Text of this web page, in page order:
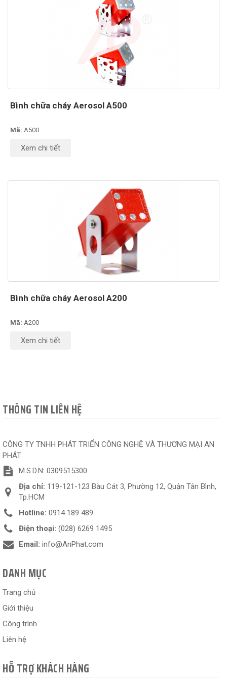
Bình chữa cháy Aerosol A500
Mã: A500
Xem chi tiết
Bình chữa cháy Aerosol A200
Mã: A200
Xem chi tiết
THÔNG TIN LIÊN HỆ
CÔNG TY TNHH PHÁT TRIỂN CÔNG NGHỆ VÀ THƯƠNG MẠI AN
PHÁT
M.S.D.N: 0309515300
Địa chỉ: 119-121-123 Bàu Cát 3, Phường 12, Quận Tân Bình,
Tp.HCM
Hotline: 0914 189 489
Điện thoại: (028) 6269 1495
Email: info@AnPhat.com
DANH MỤC
Trang chủ
Giới thiệu
Công trình
Liên hệ
HỖ TRỢ KHÁCH HÀNG